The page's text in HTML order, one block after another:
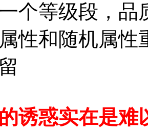
个等级段，
性和随机属
诱惑实在是难